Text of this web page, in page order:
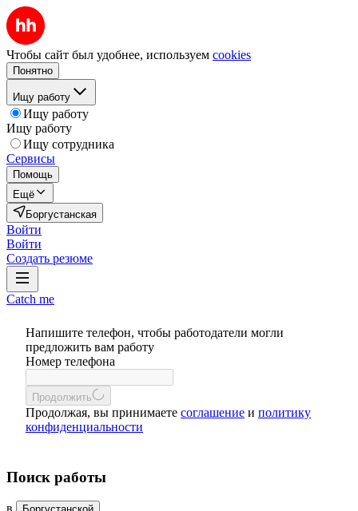
Чтобы сайт был удобнее, используем cookies
Понятно
Ищу работу
Ищу работу
Ищу работу
Ищу сотрудника
Сервисы
Помощь
Ещё
Боргустанская
Войти
Войти
Создать резюме
Catch me
Напишите телефон, чтобы работодатели могли
предложить вам работу
Номер телефона
Продолжить
Продолжая, вы принимаете соглашение и политику
конфиденциальности
Поиск работы